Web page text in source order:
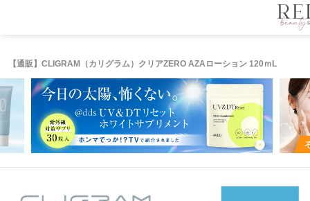
【通販】CLIGRAM（カリグラム）クリアZERO AZAローション 120ｍL